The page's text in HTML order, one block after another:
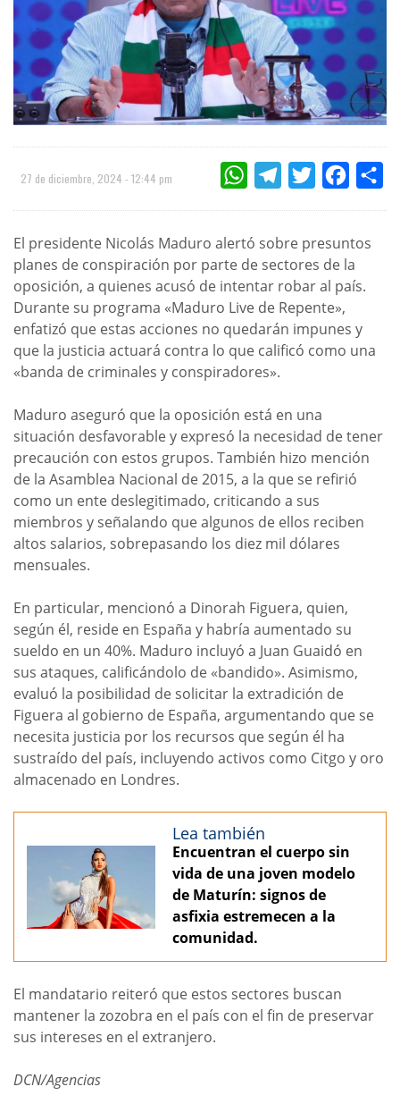
27 de diciembre, 2024 - 12:44 pm WHATSAPPTELEGRAMTWITTER
El presidente Nicolás Maduro alertó sobre presuntos
planes de conspiración por parte de sectores de la
oposición, a quienes acusó de intentar robar al país.
Durante su programa «Maduro Live de Repente»,
enfatizó que estas acciones no quedarán impunes y
que la justicia actuará contra lo que calificó como una
«banda de criminales y conspiradores».
Maduro aseguró que la oposición está en una
situación desfavorable y expresó la necesidad de tener
precaución con estos grupos. También hizo mención
de la Asamblea Nacional de 2015, a la que se refirió
como un ente deslegitimado, criticando a sus
miembros y señalando que algunos de ellos reciben
altos salarios, sobrepasando los diez mil dólares
mensuales.
En particular, mencionó a Dinorah Figuera, quien,
según él, reside en España y habría aumentado su
sueldo en un 40%. Maduro incluyó a Juan Guaidó en
sus ataques, calificándolo de «bandido». Asimismo,
evaluó la posibilidad de solicitar la extradición de
Figuera al gobierno de España, argumentando que se
necesita justicia por los recursos que según él ha
sustraído del país, incluyendo activos como Citgo y oro
almacenado en Londres.
Lea también
Encuentran el cuerpo sin
vida de una joven modelo
de Maturín: signos de
asfixia estremecen a la
comunidad.
El mandatario reiteró que estos sectores buscan
mantener la zozobra en el país con el fin de preservar
sus intereses en el extranjero.
DCN/Agencias